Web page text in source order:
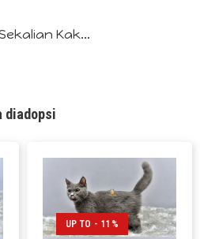
Kak...
diadopsi
UP TO - 11%